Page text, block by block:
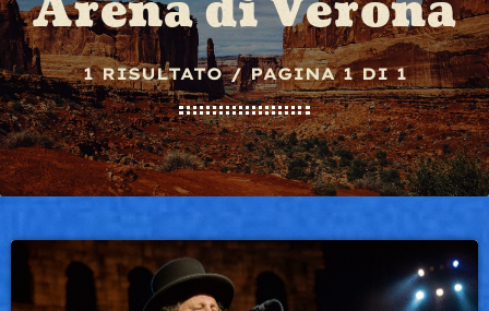
1 RISULTATO / PAGINA 1 DI 1